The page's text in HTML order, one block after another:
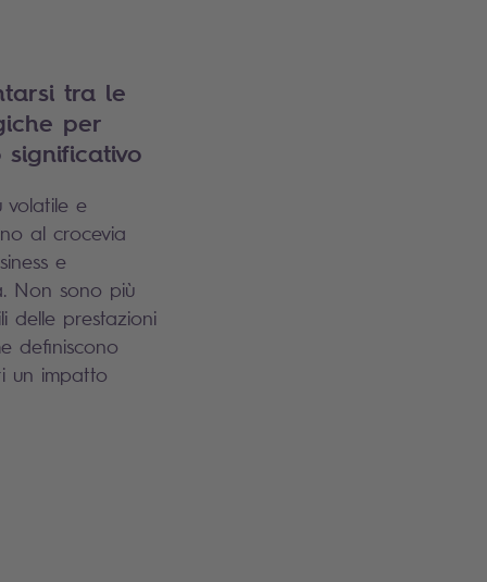
tra le
per
volatile e
al crocevia
e
Non sono più
delle prestazioni
definiscono
un impatto